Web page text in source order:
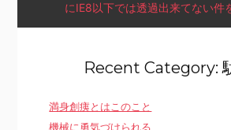
にIE8以下では透過出来てない件
Recent Category:
満身創痍とはこのこと
機械に勇気づけられる